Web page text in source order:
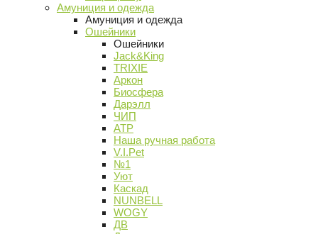
Амуниция и одежда
Амуниция и одежда
Ошейники
Ошейники
Jack&King
TRIXIE
Аркон
Биосфера
Дарэлл
ЧИП
АТР
Наша ручная работа
V.I.Pet
№1
Уют
Каскад
NUNBELL
WOGY
ДВ